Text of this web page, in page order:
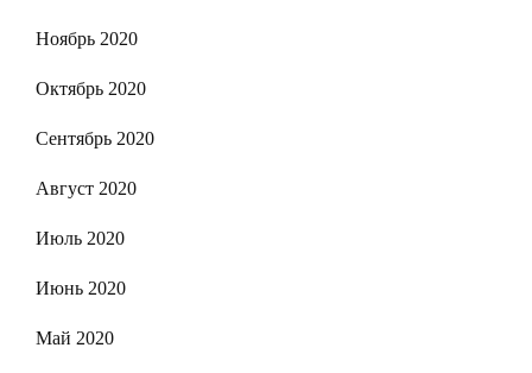
Ноябрь 2020
Октябрь 2020
Сентябрь 2020
Август 2020
Июль 2020
Июнь 2020
Май 2020